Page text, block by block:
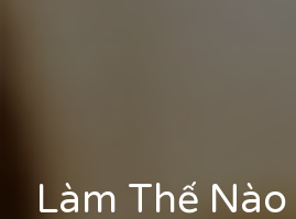
Làm Thế